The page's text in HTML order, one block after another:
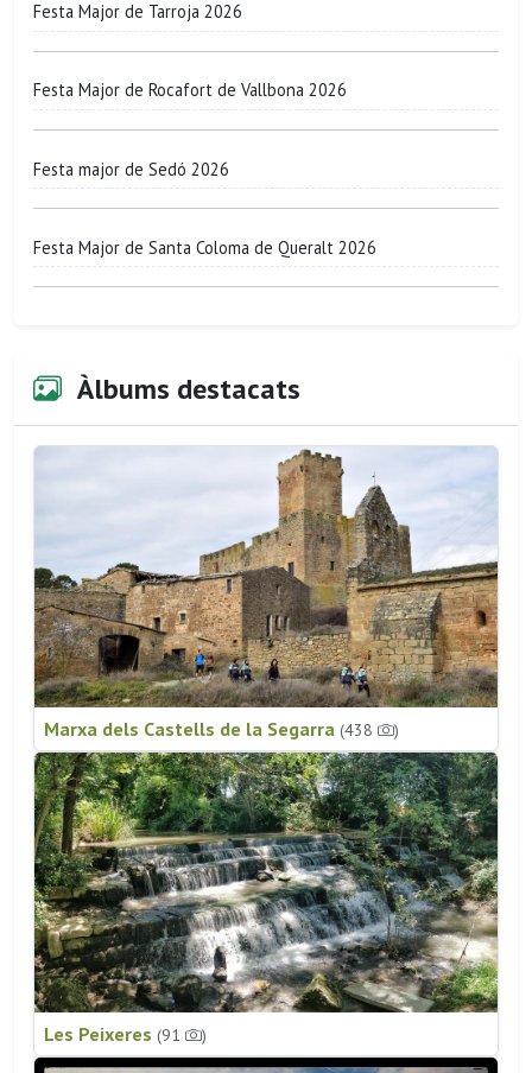
Festa Major de Tarroja 2026
Festa Major de Rocafort de Vallbona 2026
Festa major de Sedó 2026
Festa Major de Santa Coloma de Queralt 2026
Àlbums destacats
Marxa dels Castells de la Segarra (438 )
Les Peixeres (91 )